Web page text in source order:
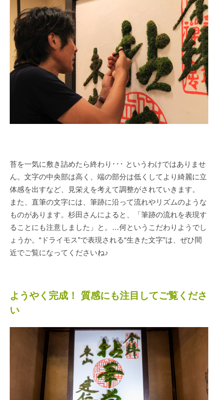
苔を一気に敷き詰めたら終わり･･･ というわけではありませ
ん。文字の中央部は高く、端の部分は低くしてより綺麗に立
体感を出すなど、見栄えを考えて調整がされていきます。
また、直筆の文字には、筆跡に沿って流れやリズムのような
ものがあります。杉田さんによると、「筆跡の流れを表現す
ることにも注意しました」と。…何というこだわりようでし
ょうか。“ドライモス”で表現される“生きた文字”は、ぜひ間
近でご覧になってくださいね♪
ようやく完成！ 質感にも注目してご覧くださ
い